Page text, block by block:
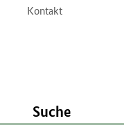
Kontakt
Suche